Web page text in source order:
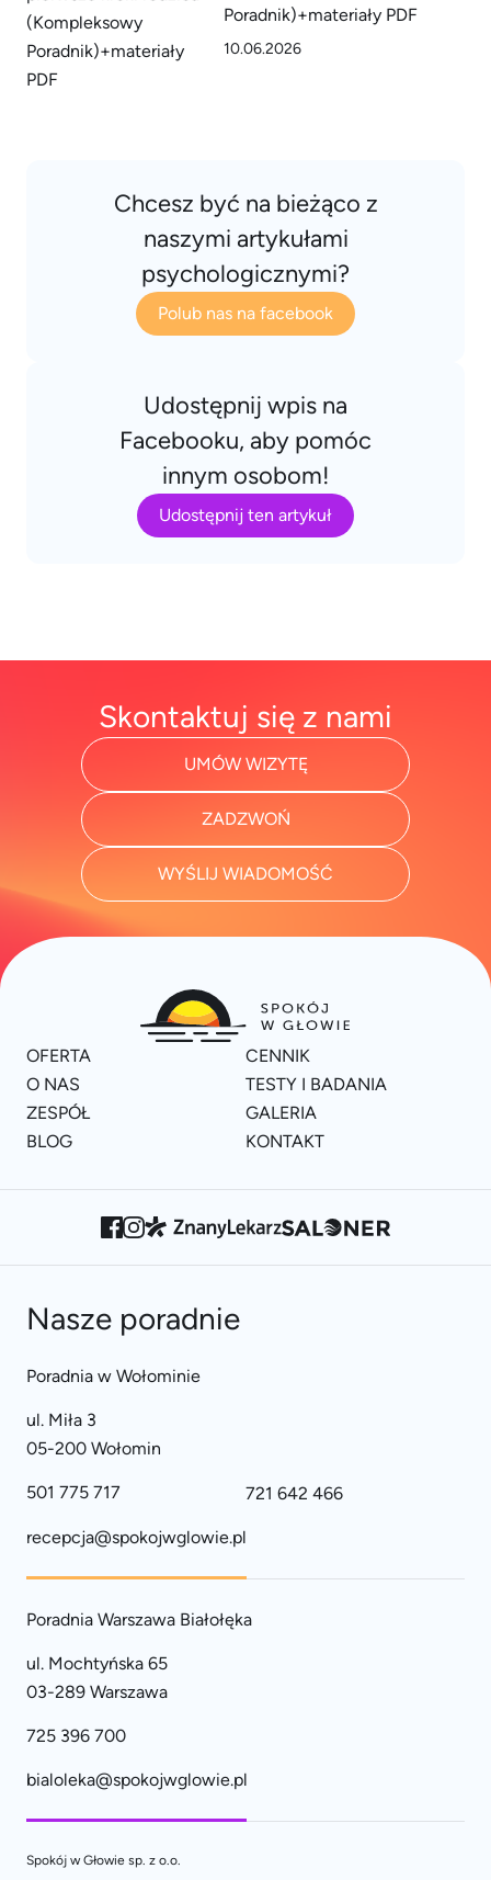
Poradnik)+materiały PDF
10.06.2026
Chcesz być na bieżąco z
naszymi artykułami
psychologicznymi?
Polub nas na facebook
Udostępnij wpis na
Facebooku, aby pomóc
innym osobom!
Udostępnij ten artykuł
Skontaktuj się z nami
UMÓW WIZYTĘ
ZADZWOŃ
WYŚLIJ WIADOMOŚĆ
OFERTA
CENNIK
O NAS
TESTY I BADANIA
ZESPÓŁ
GALERIA
BLOG
KONTAKT
Nasze poradnie
Poradnia w Wołominie
ul. Miła 3
05-200 Wołomin
501 775 717 721 642 466
recepcja@spokojwglowie.pl
Poradnia Warszawa Białołęka
ul. Mochtyńska 65
03-289 Warszawa
725 396 700
bialoleka@spokojwglowie.pl
Spokój w Głowie sp. z o.o.